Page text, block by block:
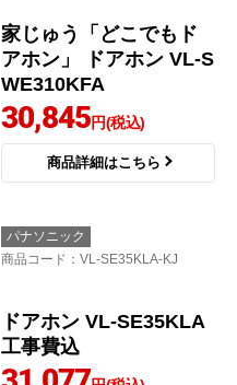
商品詳細はこちら
パナソニック
商品コード
：VL-SWE310KFA
アホン」 ドアホン VL-S
WE310KFA
商品詳細はこちら